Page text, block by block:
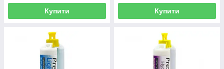
Менеджер зв'яжеться з клієнтом для узгодження
деталей замовлення та підтвердження.
Купити Купити